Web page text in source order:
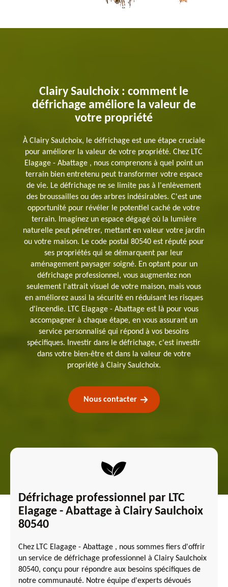
Clairy Saulchoix : comment le
défrichage améliore la valeur de
votre propriété
À Clairy Saulchoix, le défrichage est une étape cruciale
pour améliorer la valeur de votre propriété. Chez LTC
Elagage - Abattage , nous comprenons à quel point un
terrain bien entretenu peut transformer votre espace
de vie. Le défrichage ne se limite pas à l'enlèvement
des broussailles ou des arbres indésirables. C'est une
opportunité pour révéler le potentiel caché de votre
terrain. Imaginez un espace dégagé où la lumière
naturelle peut pénétrer, mettant en valeur votre jardin
ou votre maison. Le code postal 80540 est réputé pour
ses propriétés qui se démarquent par leur
aménagement paysager soigné. En optant pour un
défrichage professionnel, vous augmentez non
seulement l'attrait visuel de votre maison, mais vous
en améliorez aussi la sécurité en réduisant les risques
d'incendie. LTC Elagage - Abattage est là pour vous
accompagner à chaque étape, en vous assurant un
service personnalisé qui répond à vos besoins
spécifiques. Investir dans le défrichage, c'est investir
dans votre bien-être et dans la valeur de votre
propriété à Clairy Saulchoix.
Nous contacter
Défrichage professionnel par LTC
Elagage - Abattage à Clairy Saulchoix
80540
Chez LTC Elagage - Abattage , nous sommes fiers d'offrir
un service de défrichage professionnel à Clairy Saulchoix
80540, conçu pour répondre aux besoins spécifiques de
notre communauté. Notre équipe d'experts dévoués